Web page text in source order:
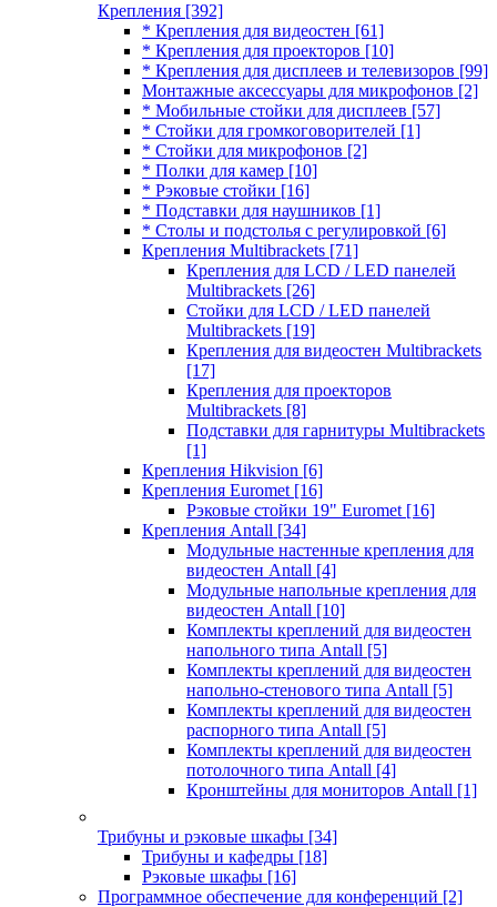
Крепления [392]
* Крепления для видеостен [61]
* Крепления для проекторов [10]
* Крепления для дисплеев и телевизоров [99]
Монтажные аксессуары для микрофонов [2]
* Мобильные стойки для дисплеев [57]
* Стойки для громкоговорителей [1]
* Стойки для микрофонов [2]
* Полки для камер [10]
* Рэковые стойки [16]
* Подставки для наушников [1]
* Столы и подстолья с регулировкой [6]
Крепления Multibrackets [71]
Крепления для LCD / LED панелей
Multibrackets [26]
Стойки для LCD / LED панелей
Multibrackets [19]
Крепления для видеостен Multibrackets
[17]
Крепления для проекторов
Multibrackets [8]
Подставки для гарнитуры Multibrackets
[1]
Крепления Hikvision [6]
Крепления Euromet [16]
Рэковые стойки 19" Euromet [16]
Крепления Antall [34]
Модульные настенные крепления для
видеостен Antall [4]
Модульные напольные крепления для
видеостен Antall [10]
Комплекты креплений для видеостен
напольного типа Antall [5]
Комплекты креплений для видеостен
напольно-стенового типа Antall [5]
Комплекты креплений для видеостен
распорного типа Antall [5]
Комплекты креплений для видеостен
потолочного типа Antall [4]
Кронштейны для мониторов Antall [1]
Трибуны и рэковые шкафы [34]
Трибуны и кафедры [18]
Рэковые шкафы [16]
Программное обеспечение для конференций [2]